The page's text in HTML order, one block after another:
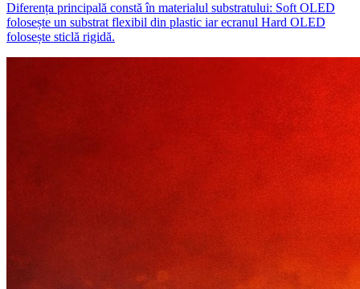
Diferența principală constă în materialul substratului: Soft OLED
folosește un substrat flexibil din plastic iar ecranul Hard OLED
folosește sticlă rigidă.